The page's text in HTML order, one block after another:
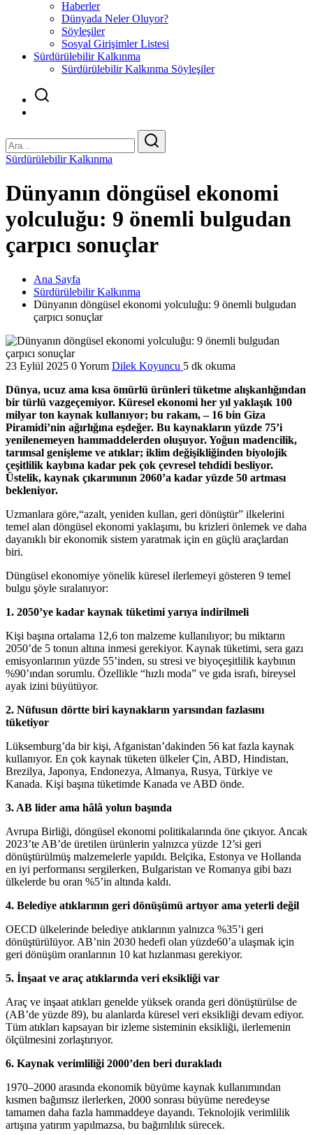
Haberler
Dünyada Neler Oluyor?
Söyleşiler
Sosyal Girişimler Listesi
Sürdürülebilir Kalkınma
Sürdürülebilir Kalkınma Söyleşiler
Sürdürülebilir Kalkınma
Dünyanın döngüsel ekonomi
yolculuğu: 9 önemli bulgudan
çarpıcı sonuçlar
Ana Sayfa
Sürdürülebilir Kalkınma
Dünyanın döngüsel ekonomi yolculuğu: 9 önemli bulgudan
çarpıcı sonuçlar
23 Eylül 2025 0 Yorum Dilek Koyuncu 5 dk okuma
Dünya, ucuz ama kısa ömürlü ürünleri tüketme alışkanlığından
bir türlü vazgeçemiyor. Küresel ekonomi her yıl yaklaşık 100
milyar ton kaynak kullanıyor; bu rakam, – 16 bin Giza
Piramidi’nin ağırlığına eşdeğer. Bu kaynakların yüzde 75’i
yenilenemeyen hammaddelerden oluşuyor. Yoğun madencilik,
tarımsal genişleme ve atıklar; iklim değişikliğinden biyolojik
çeşitlilik kaybına kadar pek çok çevresel tehdidi besliyor.
Üstelik, kaynak çıkarımının 2060’a kadar yüzde 50 artması
bekleniyor.
Uzmanlara göre,“azalt, yeniden kullan, geri dönüştür” ilkelerini
temel alan döngüsel ekonomi yaklaşımı, bu krizleri önlemek ve daha
dayanıklı bir ekonomik sistem yaratmak için en güçlü araçlardan
biri.
Düngüsel ekonomiye yönelik küresel ilerlemeyi gösteren 9 temel
bulgu şöyle sıralanıyor:
1. 2050’ye kadar kaynak tüketimi yarıya indirilmeli
Kişi başına ortalama 12,6 ton malzeme kullanılıyor; bu miktarın
2050’de 5 tonun altına inmesi gerekiyor. Kaynak tüketimi, sera gazı
emisyonlarının yüzde 55’inden, su stresi ve biyoçeşitlilik kaybının
%90’ından sorumlu. Özellikle “hızlı moda” ve gıda israfı, bireysel
ayak izini büyütüyor.
2. Nüfusun dörtte biri kaynakların yarısından fazlasını
tüketiyor
Lüksemburg’da bir kişi, Afganistan’dakinden 56 kat fazla kaynak
kullanıyor. En çok kaynak tüketen ülkeler Çin, ABD, Hindistan,
Brezilya, Japonya, Endonezya, Almanya, Rusya, Türkiye ve
Kanada. Kişi başına tüketimde Kanada ve ABD önde.
3. AB lider ama hâlâ yolun başında
Avrupa Birliği, döngüsel ekonomi politikalarında öne çıkıyor. Ancak
2023’te AB’de üretilen ürünlerin yalnızca yüzde 12’si geri
dönüştürülmüş malzemelerle yapıldı. Belçika, Estonya ve Hollanda
en iyi performansı sergilerken, Bulgaristan ve Romanya gibi bazı
ülkelerde bu oran %5’in altında kaldı.
4. Belediye atıklarının geri dönüşümü artıyor ama yeterli değil
OECD ülkelerinde belediye atıklarının yalnızca %35’i geri
dönüştürülüyor. AB’nin 2030 hedefi olan yüzde60’a ulaşmak için
geri dönüşüm oranlarının 10 kat hızlanması gerekiyor.
5. İnşaat ve araç atıklarında veri eksikliği var
Araç ve inşaat atıkları genelde yüksek oranda geri dönüştürülse de
(AB’de yüzde 89), bu alanlarda küresel veri eksikliği devam ediyor.
Tüm atıkları kapsayan bir izleme sisteminin eksikliği, ilerlemenin
ölçülmesini zorlaştırıyor.
6. Kaynak verimliliği 2000’den beri durakladı
1970–2000 arasında ekonomik büyüme kaynak kullanımından
kısmen bağımsız ilerlerken, 2000 sonrası büyüme neredeyse
tamamen daha fazla hammaddeye dayandı. Teknolojik verimlilik
artışına yatırım yapılmazsa, bu bağımlılık sürecek.